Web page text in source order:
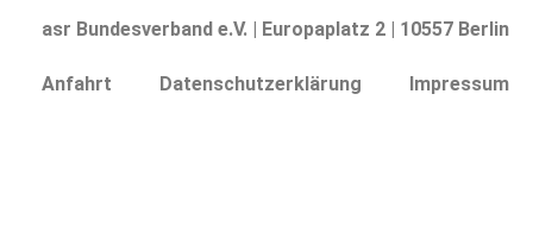
asr Bundesverband e.V. | Europaplatz 2 | 10557 Berlin
Anfahrt Datenschutzerklärung Impressum